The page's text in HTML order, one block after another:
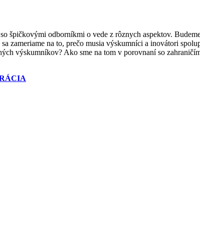
špičkovými odborníkmi o vede z rôznych aspektov.
zameriame na to, prečo musia výskumníci a inovátori
výskumníkov? Ako sme na tom v porovnaní so